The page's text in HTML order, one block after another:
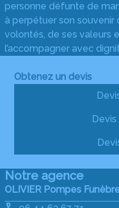
personne défunte de
à perpétuer son souvenir
volontés, de ses valeurs
l’accompagner avec
Obtenez un devis
Notre agence
OLIVIER Pompes